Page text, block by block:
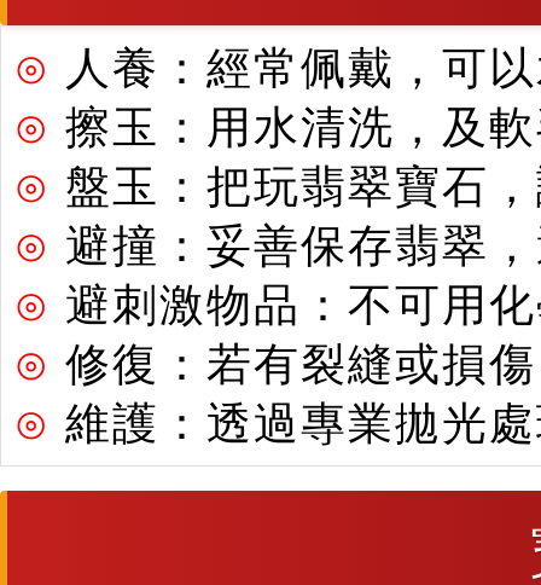
⊙ 人養：經常佩戴，可
⊙ 擦玉：用水清洗，及
⊙ 盤玉：把玩翡翠寶石
⊙ 避撞：妥善保存翡翠
⊙ 避刺激物品：不可用
⊙ 修復：若有裂縫或損
⊙ 維護：透過專業拋光